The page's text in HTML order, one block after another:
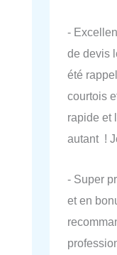
-
de devis
été
courtois
rapide et
autant !
- Super
et en